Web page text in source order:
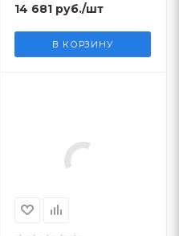
14 681 руб./шт
В КОРЗИНУ